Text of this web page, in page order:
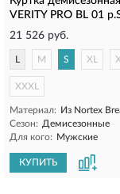
VERITY PRO BL 01
21 526 руб.
L M S XL
XXXL
Материал: Из Nortex
Сезон: Демисезонные
Для кого: Мужские
КУПИТЬ